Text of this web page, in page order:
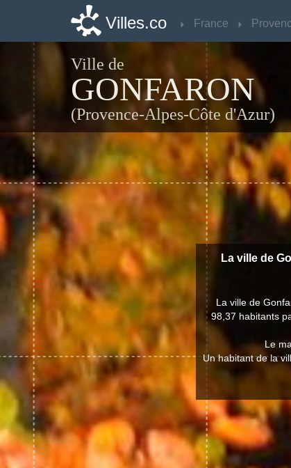
Villes.co France
Ville de
GONFARON
(Provence-Alpes-Côte d'Azur)
La ville de
La ville de
98,37 habitants
Le
Un habitant de la
Villes.co France